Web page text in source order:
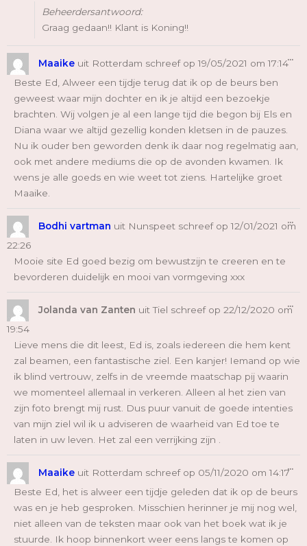
Beheerdersantwoord:
Graag gedaan!! Klant is Koning!!
Maaike uit Rotterdam schreef op 19/05/2021 om 17:14
Beste Ed, Alweer een tijdje terug dat ik op de beurs ben
geweest waar mijn dochter en ik je altijd een bezoekje
brachten. Wij volgen je al een lange tijd die begon bij Els en
Diana waar we altijd gezellig konden kletsen in de pauzes.
Nu ik ouder ben geworden denk ik daar nog regelmatig aan,
ook met andere mediums die op de avonden kwamen. Ik
wens je alle goeds en wie weet tot ziens. Hartelijke groet
Maaike.
...
Bodhi vartman uit Nunspeet schreef op 12/01/2021 om
22:26
Mooie site Ed goed bezig om bewustzijn te creeren en te
bevorderen duidelijk en mooi van vormgeving xxx
...
Jolanda van Zanten uit Tiel schreef op 22/12/2020 om
19:54
Lieve mens die dit leest, Ed is, zoals iedereen die hem kent
zal beamen, een fantastische ziel. Een kanjer! Iemand op wie
ik blind vertrouw, zelfs in de vreemde maatschap pij waarin
we momenteel allemaal in verkeren. Alleen al het zien van
zijn foto brengt mij rust. Dus puur vanuit de goede intenties
van mijn ziel wil ik u adviseren de waarheid van Ed toe te
laten in uw leven. Het zal een verrijking zijn .
...
Maaike uit Rotterdam schreef op 05/11/2020 om 14:17
Beste Ed, het is alweer een tijdje geleden dat ik op de beurs
was en je heb gesproken. Misschien herinner je mij nog wel,
niet alleen van de teksten maar ook van het boek wat ik je
stuurde. Ik hoop binnenkort weer eens langs te komen op
...